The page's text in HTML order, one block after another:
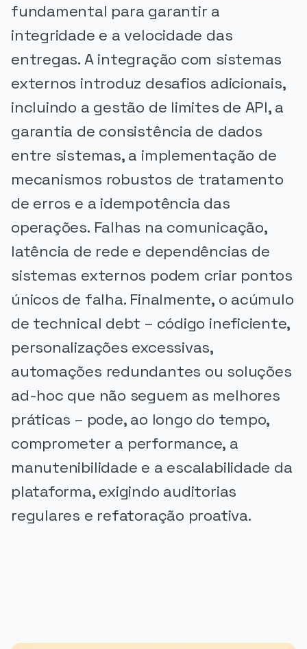
fundamental para garantir a
integridade e a velocidade das
entregas. A integração com sistemas
externos introduz desafios adicionais,
incluindo a gestão de limites de API, a
garantia de consistência de dados
entre sistemas, a implementação de
mecanismos robustos de tratamento
de erros e a idempotência das
operações. Falhas na comunicação,
latência de rede e dependências de
sistemas externos podem criar pontos
únicos de falha. Finalmente, o acúmulo
de technical debt – código ineficiente,
personalizações excessivas,
automações redundantes ou soluções
ad-hoc que não seguem as melhores
práticas – pode, ao longo do tempo,
comprometer a performance, a
manutenibilidade e a escalabilidade da
plataforma, exigindo auditorias
regulares e refatoração proativa.